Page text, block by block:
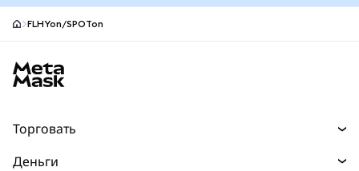
FLHYon/SPOTon
Торговать
Деньги